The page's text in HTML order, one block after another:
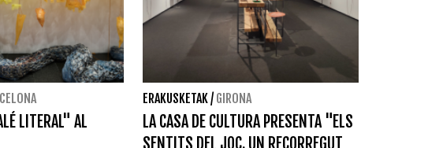
LITERAL" AL
ERAKUSKETAK/ GIRONA
LA CASA DE CULTURA PRESENTA "ELS
SENTITS DEL JOC. UN RECORREGUT